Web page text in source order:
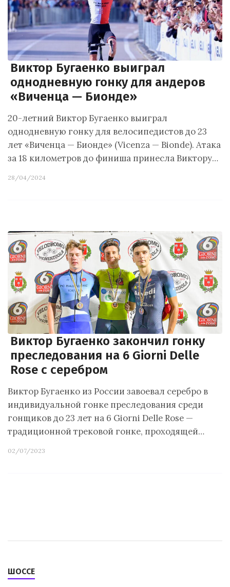
Виктор Бугаенко выиграл
однодневную гонку для андеров
«Виченца — Бионде»
20-летний Виктор Бугаенко выиграл
однодневную гонку для велосипедистов до 23
лет «Виченца — Бионде» (Vicenza — Bionde). Атака
за 18 километров до финиша принесла Виктору…
28/04/2024
Виктор Бугаенко закончил гонку
преследования на 6 Giorni Delle
Rose с серебром
Виктор Бугаенко из России завоевал серебро в
индивидуальной гонке преследования среди
гонщиков до 23 лет на 6 Giorni Delle Rose —
традиционной трековой гонке, проходящей…
02/07/2023
ШОССЕ